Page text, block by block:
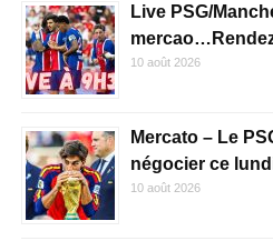
Live PSG/
10 août 2026
Mercato – Le
négocier ce
10 août 2026